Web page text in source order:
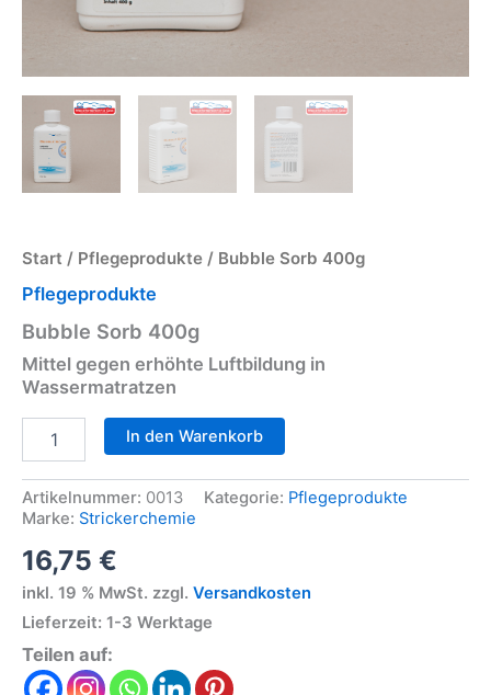
Start / Pflegeprodukte / Bubble Sorb 400g
Pflegeprodukte
Bubble Sorb 400g
Mittel gegen erhöhte Luftbildung in
Wassermatratzen
In den Warenkorb
Artikelnummer: 0013 Kategorie: Pflegeprodukte
Marke: Strickerchemie
16,75 €
inkl. 19 % MwSt. zzgl. Versandkosten
Lieferzeit: 1-3 Werktage
Teilen auf: